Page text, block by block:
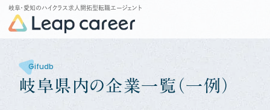
岐阜・愛知のハイクラス求人開拓型転職エージェント
Gifudb
岐阜県 内の企業一覧 （ 一例 ）